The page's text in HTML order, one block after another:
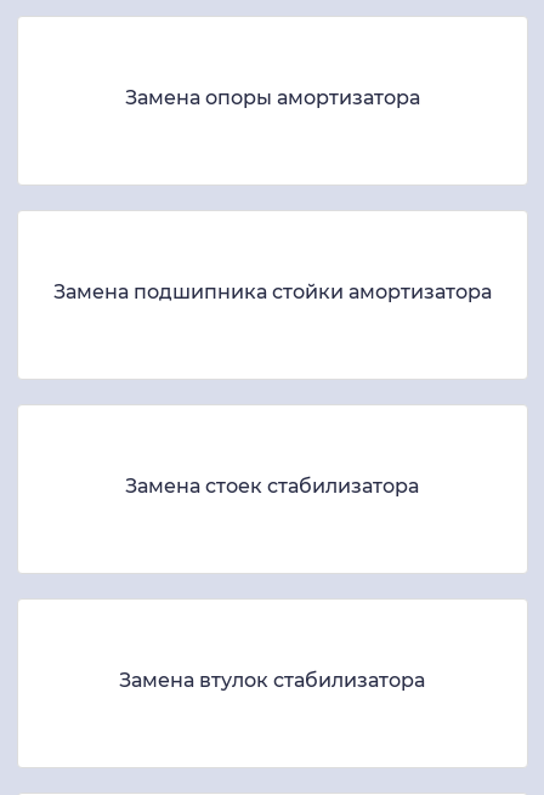
Замена опоры амортизатора
Замена подшипника стойки амортизатора
Замена стоек стабилизатора
Замена втулок стабилизатора